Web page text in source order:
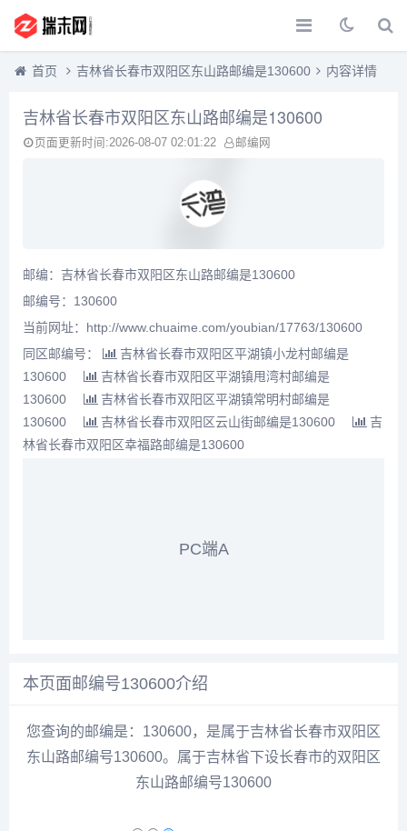
首页 吉林省长春市双阳区东山路邮编是130600 内容详情
吉林省长春市双阳区东山路邮编是130600
页面更新时间:2026-08-07 02:01:22 邮编网
邮编：吉林省长春市双阳区东山路邮编是130600
邮编号：130600
当前网址：http://www.chuaime.com/youbian/17763/130600
同区邮编号：
吉林省长春市双阳区平湖镇小龙村邮编是
130600
吉林省长春市双阳区平湖镇甩湾村邮编是
130600
吉林省长春市双阳区平湖镇常明村邮编是
130600
吉林省长春市双阳区云山街邮编是130600
吉
林省长春市双阳区幸福路邮编是130600
PC端A
本页面邮编号130600介绍
您查询的邮编是：130600，是属于吉林省长春市双阳区
东山路邮编号130600。属于吉林省下设长春市的双阳区
东山路邮编号130600